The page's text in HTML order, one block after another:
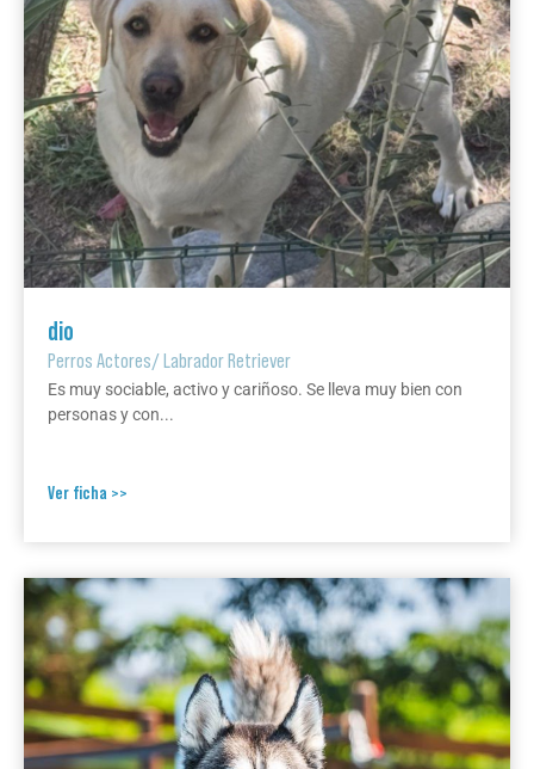
dio
Perros Actores/Labrador Retriever
Es muy sociable, activo y cariñoso. Se lleva muy bien con
personas y con...
Ver ficha >>